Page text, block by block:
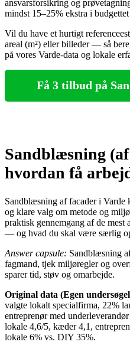
ansvarsforsikring og
mindst 15–25% ekstra i
Vil du have et hurtigt
areal (m²) eller billeder — så
på vores Varde‑data og lokale
Få 3 tilbud på
Sandblæsning
hvordan få
Sandblæsning af facader i
og klare valg om metode og
praktisk gennemgang af de
— og hvad du skal være særlig
Answer capsule: Sandblæsning
fagmand, tjek miljøregler og
sparer tid, støv og omarbejde.
Original data (Egen
valgte lokalt specialfirma, 22%
entreprenør med
lokale 4,6/5, kæder 4,1,
lokale 6% vs. DIY 35%.